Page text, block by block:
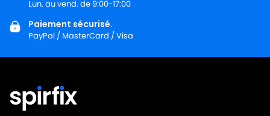
Lun. au vend. de 9:00-17:00
Paiement sécurisé.
PayPal / MasterCard / Visa